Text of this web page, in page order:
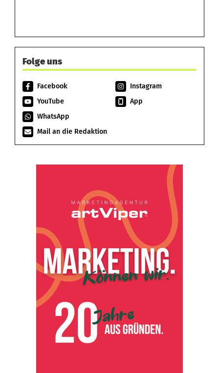
Folge uns
Facebook
Instagram
YouTube
App
WhatsApp
Mail an die Redaktion